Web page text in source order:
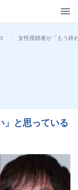
> 女性視聴者が「もう終
」と思っている